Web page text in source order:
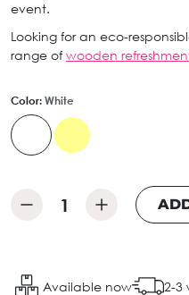
event.
Looking for an eco-
range of wooden
Color: White
Available now 2-3